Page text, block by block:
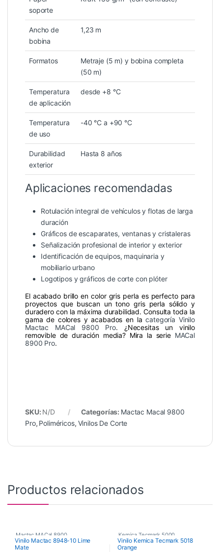
soporte
Ancho de
bobina
1,23 m
Formatos
Metraje (5 m) y bobina completa
(50 m)
Temperatura
de aplicación
desde +8 °C
Temperatura
de uso
-40 °C a +90 °C
Durabilidad
exterior
Hasta 8 años
Aplicaciones recomendadas
Rotulación integral de vehículos y flotas de larga
duración
Gráficos de escaparates, ventanas y cristaleras
Señalización profesional de interior y exterior
Identificación de equipos, maquinaria y
mobiliario urbano
Logotipos y gráficos de corte con plóter
El acabado brillo en color gris perla es perfecto para
proyectos que buscan un tono gris perla sólido y
duradero con la máxima durabilidad. Consulta toda la
gama de colores y acabados en lacategoría Vinilo
Mactac MACal 9800 Pro. ¿Necesitas un vinilo
removible de duración media? Mira la serie MACal
8900 Pro.
SKU: N/D Categorías: Mactac Macal 9800
Pro, Poliméricos, Vinilos De Corte
Productos relacionados
Mactac MACal 8900
Monoméricos
Vinilo Mactac 8948-10 Lime
Mate
Kemica Tecmark 5000
Poliméricos
Vinilo Kemica Tecmark 5018
Orange